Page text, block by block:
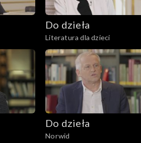
Do dzieła
Literatura dla dzieci
Do dzieła
Norwid